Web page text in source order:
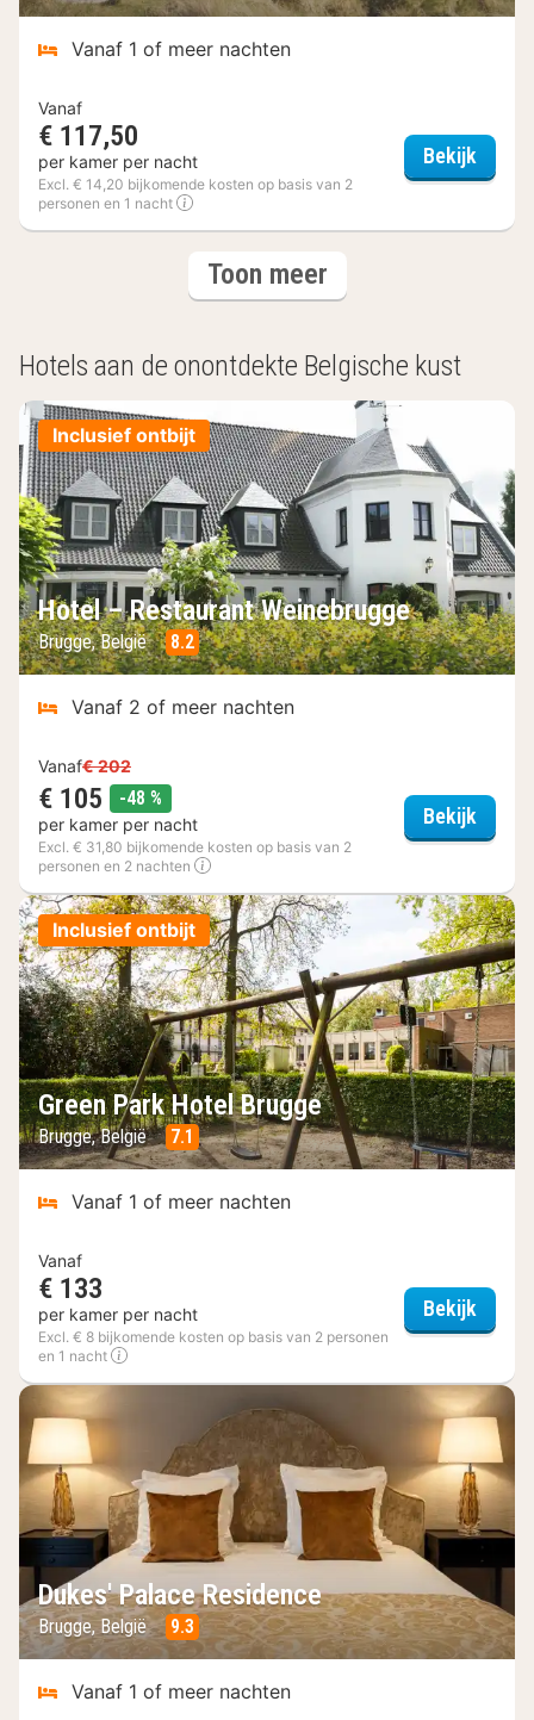
Vanaf 1 of meer nachten
Vanaf
€ 117,50
per kamer per nacht
Excl. € 14,20 bijkomende kosten op basis van 2
personen en 1 nacht
Bekijk
Toon meerhotels
Hotels aan de onontdekte Belgische kust
Inclusief ontbijt
Hotel – Restaurant Weinebrugge
Brugge, België 8.2
Vanaf 2 of meer nachten
Vanaf€ 202
€ 105 -48 %
per kamer per nacht
Excl. € 31,80 bijkomende kosten op basis van 2
personen en 2 nachten
Bekijk
Inclusief ontbijt
Green Park Hotel Brugge
Brugge, België 7.1
Vanaf 1 of meer nachten
Vanaf
€ 133
per kamer per nacht
Excl. € 8 bijkomende kosten op basis van 2 personen
en 1 nacht
Bekijk
Dukes' Palace Residence
Brugge, België 9.3
Vanaf 1 of meer nachten